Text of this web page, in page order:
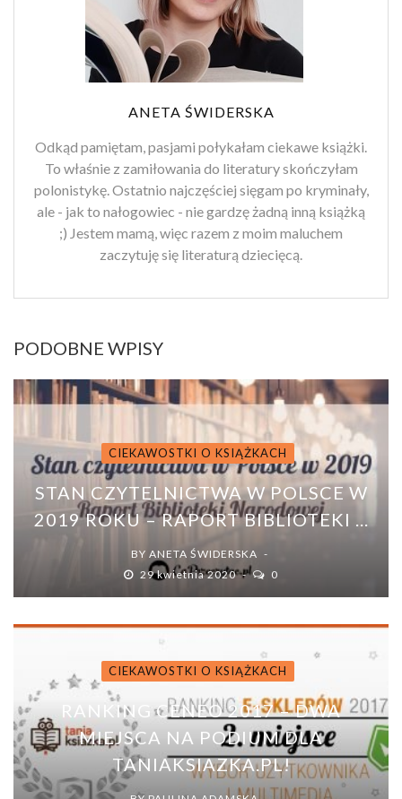
ANETA ŚWIDERSKA
Odkąd pamiętam, pasjami połykałam ciekawe książki.
To właśnie z zamiłowania do literatury skończyłam
polonistykę. Ostatnio najczęściej sięgam po kryminały,
ale - jak to nałogowiec - nie gardzę żadną inną książką
;) Jestem mamą, więc razem z moim maluchem
zaczytuję się literaturą dziecięcą.
PODOBNE WPISY
CIEKAWOSTKI O KSIĄŻKACH
STAN CZYTELNICTWA W POLSCE W
2019 ROKU – RAPORT BIBLIOTEKI ...
BY ANETA ŚWIDERSKA
29 kwietnia 2020
0
CIEKAWOSTKI O KSIĄŻKACH
RANKING CENEO 2017 – DWA
MIEJSCA NA PODIUM DLA
TANIAKSIAZKA.PL!